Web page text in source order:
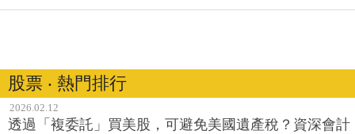
股票 ‧ 熱門排行
2026.02.12
透過「複委託」買美股，可避免美國遺產稅？資深會計